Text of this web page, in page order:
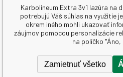
P210: Chráňte pred teplom,
otvoreným ohňom a inými
P233: Uchovávajte obal tesne
P262: Zabraňte styku s
P264: Po manipulácii
časti tela, napríklad ruky
Karbolineum Extra 3v1 lazúra na
potrebujú Váš súhlas na využitie
okrem iného mohli ukazovať
záujmov pomocou personalizácie
na políčko "Áno,
Zamietnuť všetko